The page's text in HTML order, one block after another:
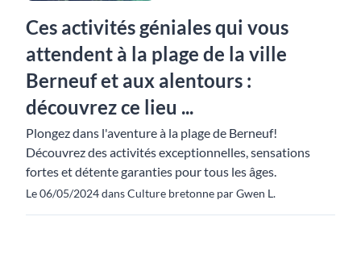
Ces activités géniales qui vous
attendent à la plage de la ville
Berneuf et aux alentours :
découvrez ce lieu ...
Plongez dans l'aventure à la plage de Berneuf!
Découvrez des activités exceptionnelles, sensations
fortes et détente garanties pour tous les âges.
Le 06/05/2024 dans Culture bretonne par Gwen L.